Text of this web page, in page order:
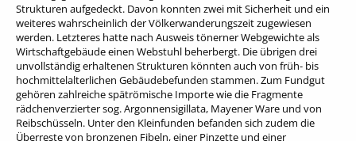
Strukturen aufgedeckt. Davon konnten zwei mit Sicherheit und ein
weiteres wahrscheinlich der Völkerwanderungszeit zugewiesen
werden. Letzteres hatte nach Ausweis tönerner Webgewichte als
Wirtschaftgebäude einen Webstuhl beherbergt. Die übrigen drei
unvollständig erhaltenen Strukturen könnten auch von früh- bis
hochmittelalterlichen Gebäudebefunden stammen. Zum Fundgut
gehören zahlreiche spätrömische Importe wie die Fragmente
rädchenverzierter sog. Argonnensigillata, Mayener Ware und von
Reibschüsseln. Unter den Kleinfunden befanden sich zudem die
Überreste von bronzenen Fibeln, einer Pinzette und einer